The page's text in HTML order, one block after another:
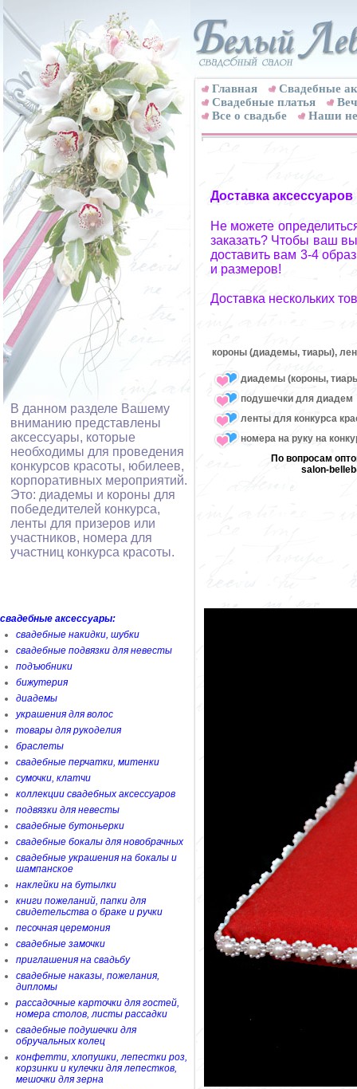
В данном разделе Вашему
вниманию представлены
аксессуары, которые
необходимы для проведения
конкурсов красоты, юбилеев,
корпоративных мероприятий.
Это: диадемы и короны для
победедителей конкурса,
ленты для призеров или
участников, номера для
участниц конкурса красоты.
свадебные аксессуары:
свадебные накидки, шубки
свадебные подвязки для невесты
подъюбники
бижутерия
диадемы
украшения для волос
товары для рукоделия
браслеты
свадебные перчатки, митенки
сумочки, клатчи
коллекции свадебных аксессуаров
подвязки для невесты
свадебные бутоньерки
свадебные бокалы для новобрачных
свадебные украшения на бокалы и
шампанское
наклейки на бутылки
книги пожеланий, папки для
свидетельства о браке и ручки
песочная церемония
свадебные замочки
приглашения на свадьбу
свадебные наказы, пожелания,
дипломы
рассадочные карточки для гостей,
номера столов, листы рассадки
свадебные подушечки для
обручальных колец
конфетти, хлопушки, лепестки роз,
корзинки и кулечки для лепестков,
мешочки для зерна
Главная
Свадебные
Cвадебные платья
Все о свадьбе
Наши
Доставка
Не можете
заказать? Чтобы ваш
доставить вам 3-4
и размеров!
Доставка нескольких
короны (диадемы, тиары),
диадемы (короны,
подушечки для диадем
ленты для конкурса
номера на руку на
По вопросам
salon-